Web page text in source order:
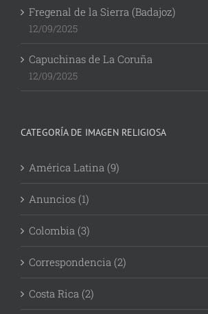
Fregenal de la Sierra (Badajoz)
12/09/2025
Capuchinas de La Coruña
12/09/2025
CATEGORÍA DE IMAGEN RELIGIOSA
América Latina (9)
Anuncios (1)
Colombia (3)
Correspondencia (2)
Costa Rica (2)